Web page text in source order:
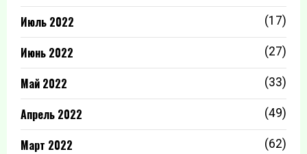
Июль 2022 (17)
Июнь 2022 (27)
Май 2022 (33)
Апрель 2022 (49)
Март 2022 (62)